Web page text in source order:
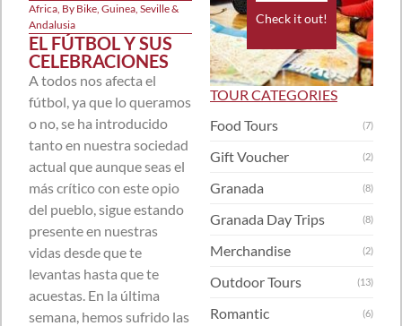
Africa By Bike Guinea Seville &
Andalusia
EL FÚTBOL Y SUS
CELEBRACIONES
A todos nos afecta el
fútbol, ya que lo queramos
o no, se ha introducido
tanto en nuestra sociedad
actual que aunque seas el
más crítico con este opio
del pueblo, sigue estando
presente en nuestras
vidas desde que te
levantas hasta que te
acuestas. En la última
semana, hemos sufrido las
Check it out!
TOUR CATEGORIES
Food Tours
(7)
Gift Voucher (2)
Granada (8)
Granada Day Trips (8)
Merchandise (2)
Outdoor Tours (13)
Romantic (6)